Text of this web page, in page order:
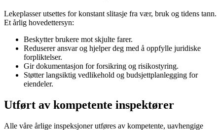
Lekeplasser utsettes for konstant slitasje fra vær, bruk og tidens tann.
Et årlig hovedettersyn:
Beskytter brukere mot skjulte farer.
Reduserer ansvar og hjelper deg med å oppfylle juridiske
forpliktelser.
Gir dokumentasjon for forsikring og risikostyring.
Støtter langsiktig vedlikehold og budsjettplanlegging for
eiendeler.
Utført av kompetente inspektører
Alle våre årlige inspeksjoner utføres av kompetente, uavhengige